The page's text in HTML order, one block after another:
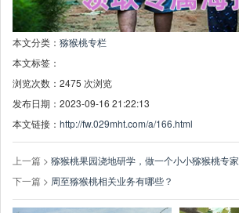
本文分类： 猕猴桃专栏
本文标签：
浏览次数： 2475 次浏览
发布日期：2023-09-16 21:22:13
本文链接： http://fw.029mht.com/a/166.html
上一篇 > 猕猴桃果园浇地研学，做一个小小猕猴桃专家
下一篇 > 周至猕猴桃相关业务有哪些？